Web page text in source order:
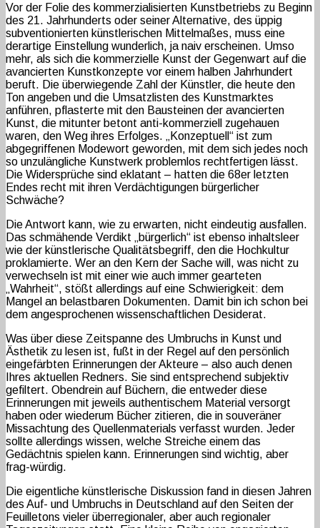
Vor der Folie des kommerzialisierten Kunstbetriebs zu Beginn
des 21. Jahrhunderts oder seiner Alternative, des üppig
subventionierten künstlerischen Mittelmaßes, muss eine
derartige Einstellung wunderlich, ja naiv erscheinen. Umso
mehr, als sich die kommerzielle Kunst der Gegenwart auf die
avancierten Kunstkonzepte vor einem halben Jahrhundert
beruft. Die überwiegende Zahl der Künstler, die heute den
Ton angeben und die Umsatzlisten des Kunstmarktes
anführen, pflasterte mit den Bausteinen der avancierten
Kunst, die mitunter betont anti-kommerziell zugehauen
waren, den Weg ihres Erfolges. „Konzeptuell“ ist zum
abgegriffenen Modewort geworden, mit dem sich jedes noch
so unzulängliche Kunstwerk problemlos rechtfertigen lässt.
Die Widersprüche sind eklatant – hatten die 68er letzten
Endes recht mit ihren Verdächtigungen bürgerlicher
Schwäche?
Die Antwort kann, wie zu erwarten, nicht eindeutig ausfallen.
Das schmähende Verdikt „bürgerlich“ ist ebenso inhaltsleer
wie der künstlerische Qualitätsbegriff, den die Hochkultur
proklamierte. Wer an den Kern der Sache will, was nicht zu
verwechseln ist mit einer wie auch immer gearteten
„Wahrheit“, stößt allerdings auf eine Schwierigkeit: dem
Mangel an belastbaren Dokumenten. Damit bin ich schon bei
dem angesprochenen wissenschaftlichen Desiderat.
Was über diese Zeitspanne des Umbruchs in Kunst und
Ästhetik zu lesen ist, fußt in der Regel auf den persönlich
eingefärbten Erinnerungen der Akteure – also auch denen
Ihres aktuellen Redners. Sie sind entsprechend subjektiv
gefiltert. Obendrein auf Büchern, die entweder diese
Erinnerungen mit jeweils authentischem Material versorgt
haben oder wiederum Bücher zitieren, die in souveräner
Missachtung des Quellenmaterials verfasst wurden. Jeder
sollte allerdings wissen, welche Streiche einem das
Gedächtnis spielen kann. Erinnerungen sind wichtig, aber
frag-würdig.
Die eigentliche künstlerische Diskussion fand in diesen Jahren
des Auf- und Umbruchs in Deutschland auf den Seiten der
Feuilletons vieler überregionaler, aber auch regionaler